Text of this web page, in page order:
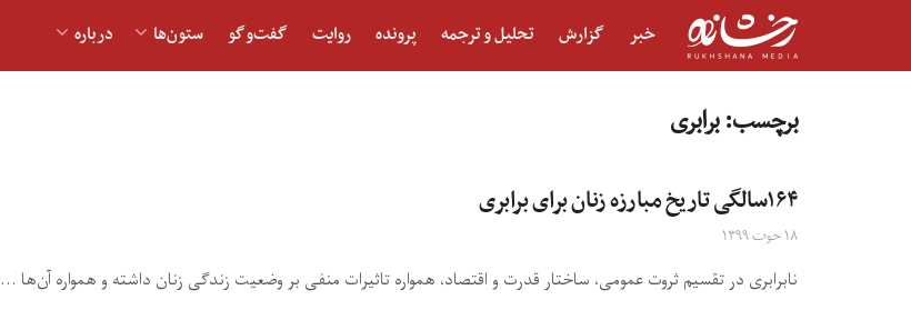
خبر گزارش تحلیل و ترجمه پرونده روایت گفت‌و‎گو ستون‌ها درباره
برچسب:برابری
۱۶۴سالگی تاریخ مبارزه زنان برای برابری
۱۸ حوت ۱۳۹۹
نابرابری در تقسیم ثروت عمومی، ساختار قدرت و اقتصاد، همواره تاثیرات منفی بر وضعیت زندگی زنان داشته و همواره آن‌ها ...